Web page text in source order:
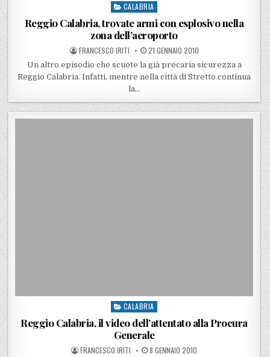
Posted in
CALABRIA
Reggio Calabria, trovate armi con esplosivo nella
zona dell’aeroporto
POSTED BY
FRANCESCO IRITI POSTED ON
21 GENNAIO 2010
Un altro episodio che scuote la già precaria sicurezza a
Reggio Calabria. Infatti, mentre nella città di Stretto continua
la…
Posted in
CALABRIA
Reggio Calabria, il video dell’attentato alla Procura
Generale
POSTED BY
FRANCESCO IRITI POSTED ON
8 GENNAIO 2010